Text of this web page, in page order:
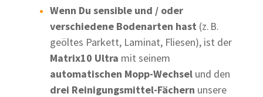
Wenn Du sensible und / oder
verschiedene Bodenarten hast (z. B.
geöltes Parkett, Laminat, Fliesen), ist der
Matrix10 Ultra mit seinem
automatischen Mopp-Wechsel und den
drei Reinigungsmittel-Fächern unsere